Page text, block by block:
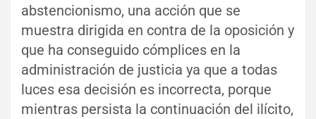
abstencionismo, una acción que se
muestra dirigida en contra de la oposición y
que ha conseguido cómplices en la
administración de justicia ya que a todas
luces esa decisión es incorrecta, porque
mientras persista la continuación del ilícito,